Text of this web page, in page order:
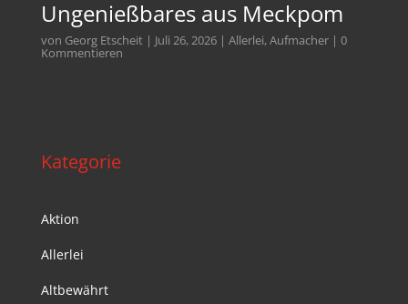
Ungenießbares aus Meckpom
von Georg Etscheit| Juli 26, 2026| Allerlei,Aufmacher| 0
Kommentieren
Kategorie
Aktion
Allerlei
Altbewährt